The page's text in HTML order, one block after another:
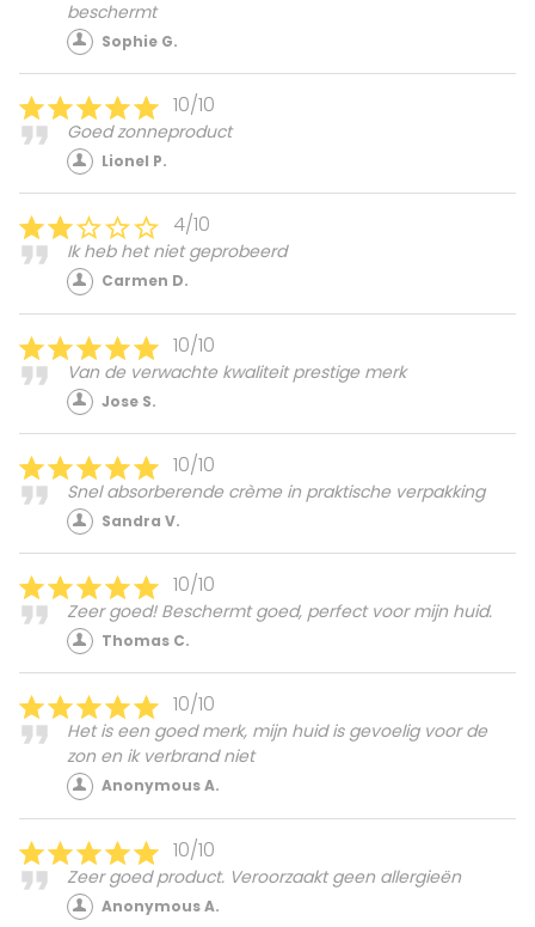
beschermt
Sophie G.
10/10
Goed zonneproduct
Lionel P.
4/10
Ik heb het niet geprobeerd
Carmen D.
10/10
Van de verwachte kwaliteit prestige merk
Jose S.
10/10
Snel absorberende crème in praktische verpakking
Sandra V.
10/10
Zeer goed! Beschermt goed, perfect voor mijn huid.
Thomas C.
10/10
Het is een goed merk, mijn huid is gevoelig voor de
zon en ik verbrand niet
Anonymous A.
10/10
Zeer goed product. Veroorzaakt geen allergieën
Anonymous A.